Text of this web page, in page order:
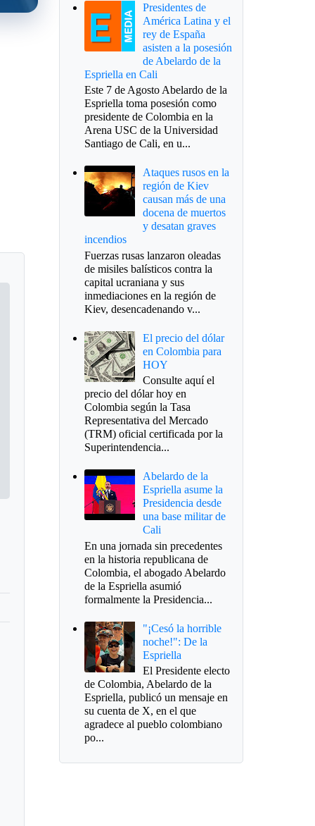
Presidentes de
América Latina y el
rey de España
asisten a la posesión
de Abelardo de la
Espriella en Cali
Este 7 de Agosto Abelardo de la
Espriella toma posesión como
presidente de Colombia en la
Arena USC de la Universidad
Santiago de Cali, en u...
Ataques rusos en la
región de Kiev
causan más de una
docena de muertos
y desatan graves
incendios
Fuerzas rusas lanzaron oleadas
de misiles balísticos contra la
capital ucraniana y sus
inmediaciones en la región de
Kiev, desencadenando v...
El precio del dólar
en Colombia para
HOY
Consulte aquí el
precio del dólar hoy en
Colombia según la Tasa
Representativa del Mercado
(TRM) oficial certificada por la
Superintendencia...
Abelardo de la
Espriella asume la
Presidencia desde
una base militar de
Cali
En una jornada sin precedentes
en la historia republicana de
Colombia, el abogado Abelardo
de la Espriella asumió
formalmente la Presidencia...
"¡Cesó la horrible
noche!": De la
Espriella
El Presidente electo
de Colombia, Abelardo de la
Espriella, publicó un mensaje en
su cuenta de X, en el que
agradece al pueblo colombiano
po...